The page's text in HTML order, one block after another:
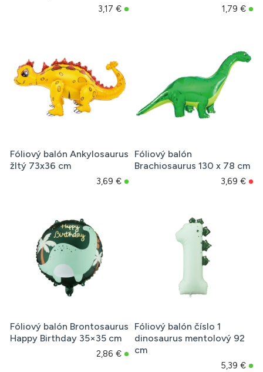
3,17 € 1,79 €
Fóliový balón Ankylosaurus
žltý 73x36 cm
3,69 €
Fóliový balón
Brachiosaurus 130 x 78 cm
3,69 €
Fóliový balón Brontosaurus
Happy Birthday 35×35 cm
2,86 €
Fóliový balón číslo 1
dinosaurus mentolový 92
cm
5,39 €